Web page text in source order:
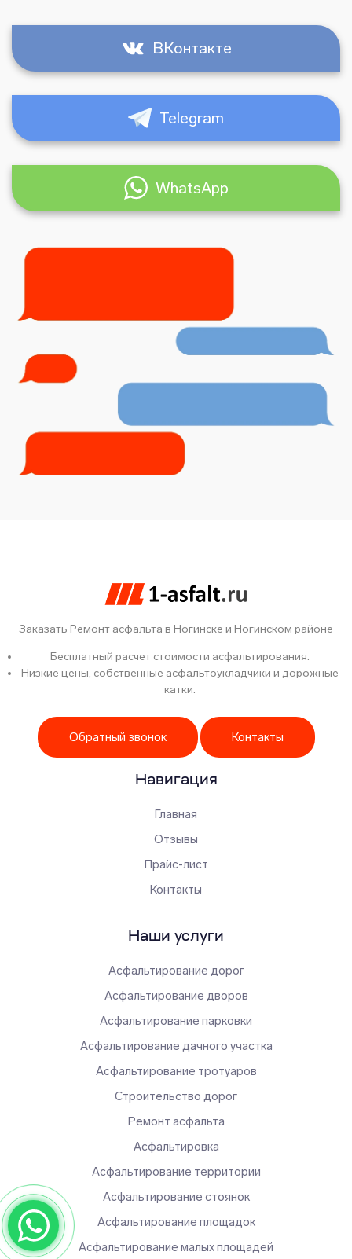
ВКонтакте
Telegram
WhatsApp
Заказать Ремонт асфальта в Ногинске и Ногинском районе
Бесплатный расчет стоимости асфальтирования.
Низкие цены, собственные асфальтоукладчики и дорожные
катки.
Обратный звонок Контакты
Навигация
Главная
Отзывы
Прайс-лист
Контакты
Наши услуги
Асфальтирование дорог
Асфальтирование дворов
Асфальтирование парковки
Асфальтирование дачного участка
Асфальтирование тротуаров
Строительство дорог
Ремонт асфальта
Асфальтировка
Асфальтирование территории
Асфальтирование стоянок
Асфальтирование площадок
Асфальтирование малых площадей